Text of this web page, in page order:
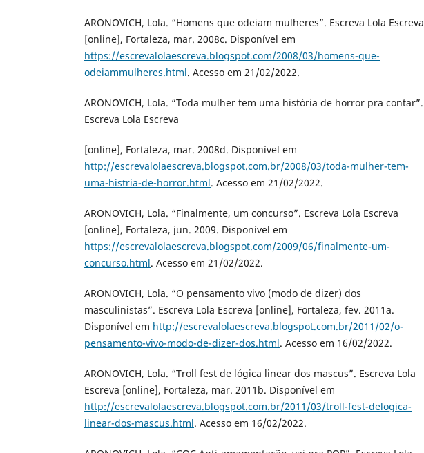
ARONOVICH, Lola. “Homens que odeiam mulheres”. Escreva Lola Escreva
[online], Fortaleza, mar. 2008c. Disponível em
https://escrevalolaescreva.blogspot.com/2008/03/homens-que-
odeiammulheres.html. Acesso em 21/02/2022.
ARONOVICH, Lola. “Toda mulher tem uma história de horror pra contar”.
Escreva Lola Escreva
[online], Fortaleza, mar. 2008d. Disponível em
http://escrevalolaescreva.blogspot.com.br/2008/03/toda-mulher-tem-
uma-histria-de-horror.html. Acesso em 21/02/2022.
ARONOVICH, Lola. “Finalmente, um concurso”. Escreva Lola Escreva
[online], Fortaleza, jun. 2009. Disponível em
https://escrevalolaescreva.blogspot.com/2009/06/finalmente-um-
concurso.html. Acesso em 21/02/2022.
ARONOVICH, Lola. “O pensamento vivo (modo de dizer) dos
masculinistas”. Escreva Lola Escreva [online], Fortaleza, fev. 2011a.
Disponível em http://escrevalolaescreva.blogspot.com.br/2011/02/o-
pensamento-vivo-modo-de-dizer-dos.html. Acesso em 16/02/2022.
ARONOVICH, Lola. “Troll fest de lógica linear dos mascus”. Escreva Lola
Escreva [online], Fortaleza, mar. 2011b. Disponível em
http://escrevalolaescreva.blogspot.com.br/2011/03/troll-fest-delogica-
linear-dos-mascus.html. Acesso em 16/02/2022.